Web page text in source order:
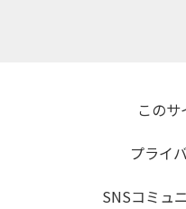
この
プライ
SNSコミュ